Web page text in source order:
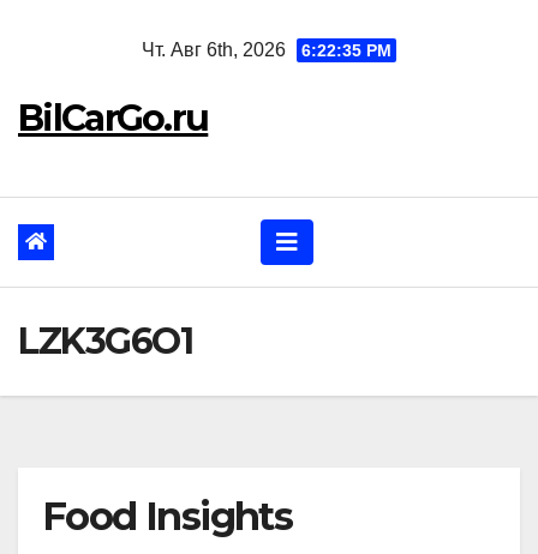
Чт. Авг 6th, 2026 6:22:36 PM
BilCarGo.ru
LZK3G6O1
Food Insights